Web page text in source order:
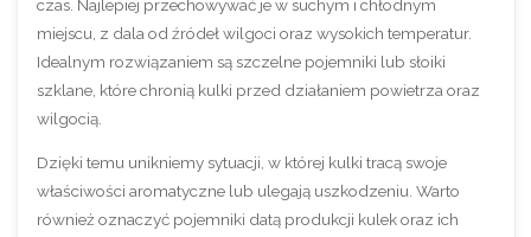
czas. Najlepiej przechowywać je w suchym i chłodnym
miejscu, z dala od źródeł wilgoci oraz wysokich temperatur.
Idealnym rozwiązaniem są szczelne pojemniki lub słoiki
szklane, które chronią kulki przed działaniem powietrza oraz
wilgocią.
Dzięki temu unikniemy sytuacji, w której kulki tracą swoje
właściwości aromatyczne lub ulegają uszkodzeniu. Warto
również oznaczyć pojemniki datą produkcji kulek oraz ich